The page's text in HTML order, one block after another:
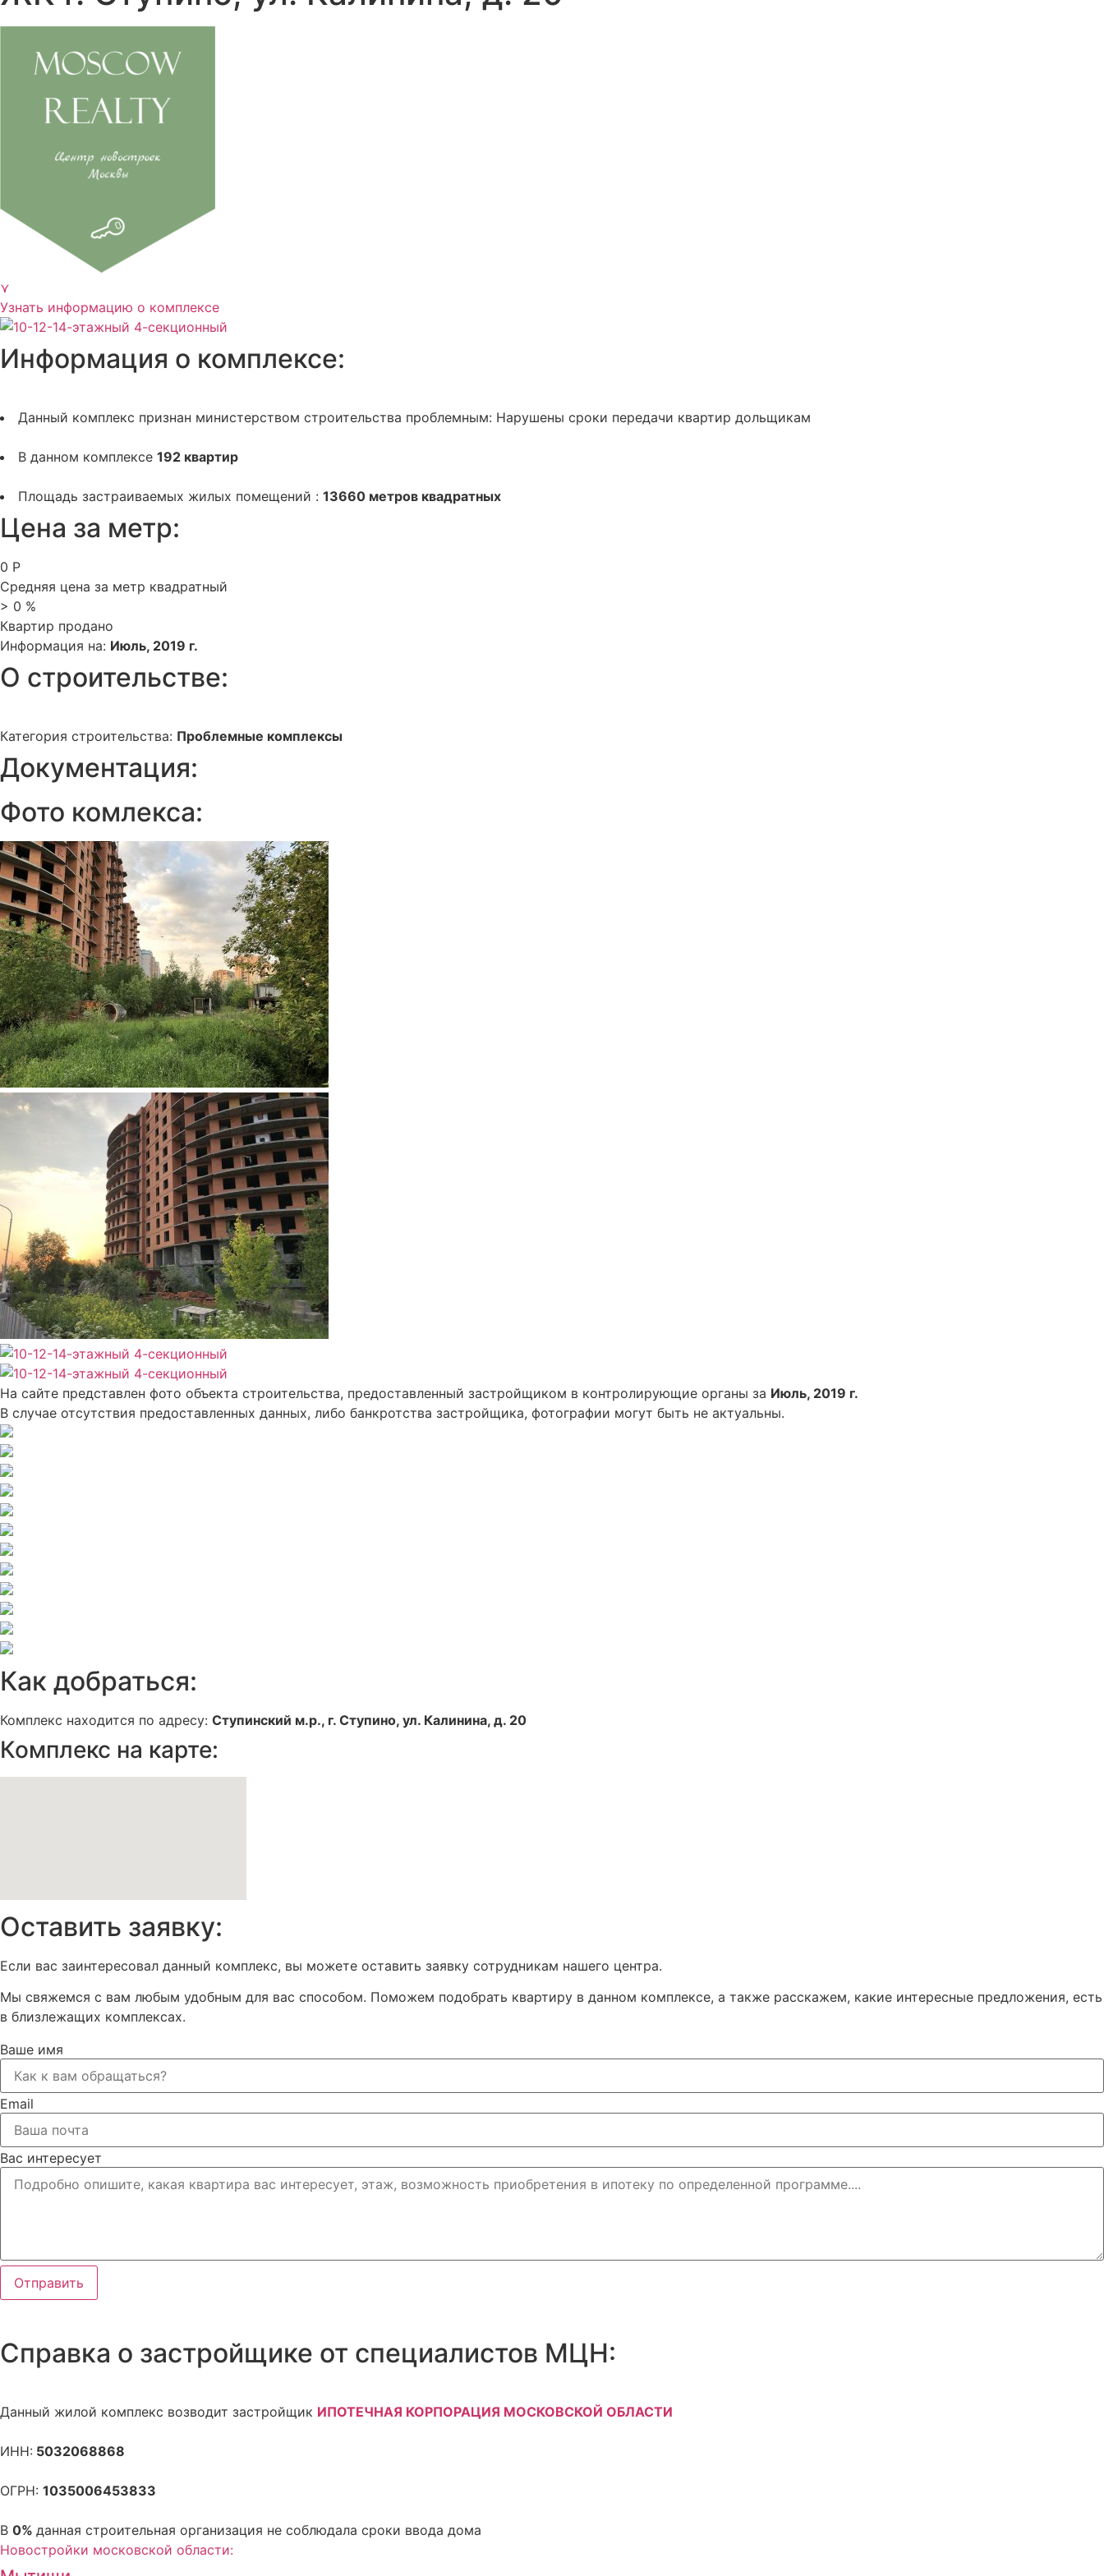
⋎
Узнать информацию о комплексе
Информация о комплексе:
Данный комплекс признан министерством строительства проблемным: Нарушены сроки передачи квартир дольщикам
В данном комплексе 192 квартир
Площадь застраиваемых жилых помещений : 13660 метров квадратных
Цена за метр:
0 Р
Средняя цена за метр квадратный
> 0 %
Квартир продано
Информация на: Июль, 2019 г.
О строительстве:
Категория строительства: Проблемные комплексы
Документация:
Фото комлекса:
На сайте представлен фото объекта строительства, предоставленный застройщиком в контролирующие органы за Июль, 2019 г.
В случае отсутствия предоставленных данных, либо банкротства застройщика, фотографии могут быть не актуальны.
Как добраться:
Комплекс находится по адресу: Ступинский м.р., г. Ступино, ул. Калинина, д. 20
Комплекс на карте:
Оставить заявку:
Если вас заинтересовал данный комплекс, вы можете оставить заявку сотрудникам нашего центра.
Мы свяжемся с вам любым удобным для вас способом. Поможем подобрать квартиру в данном комплексе, а также расскажем, какие интересные предложения, есть
в близлежащих комплексах.
Ваше имя
Email
Вас интересует
Отправить
Справка о застройщике от специалистов МЦН:
Данный жилой комплекс возводит застройщик ИПОТЕЧНАЯ КОРПОРАЦИЯ МОСКОВСКОЙ ОБЛАСТИ
ИНН: 5032068868
ОГРН: 1035006453833
В 0% данная строительная организация не соблюдала сроки ввода дома
Новостройки московской области: